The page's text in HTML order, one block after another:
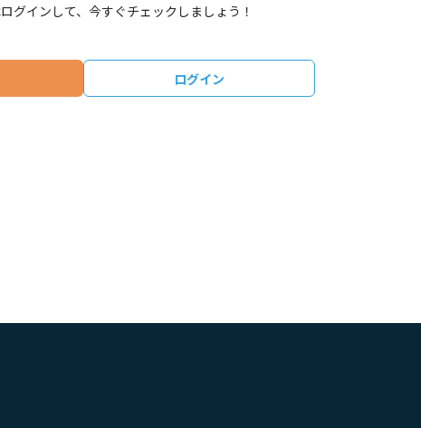
グインして、今すぐチェックしましょう！
ログイン